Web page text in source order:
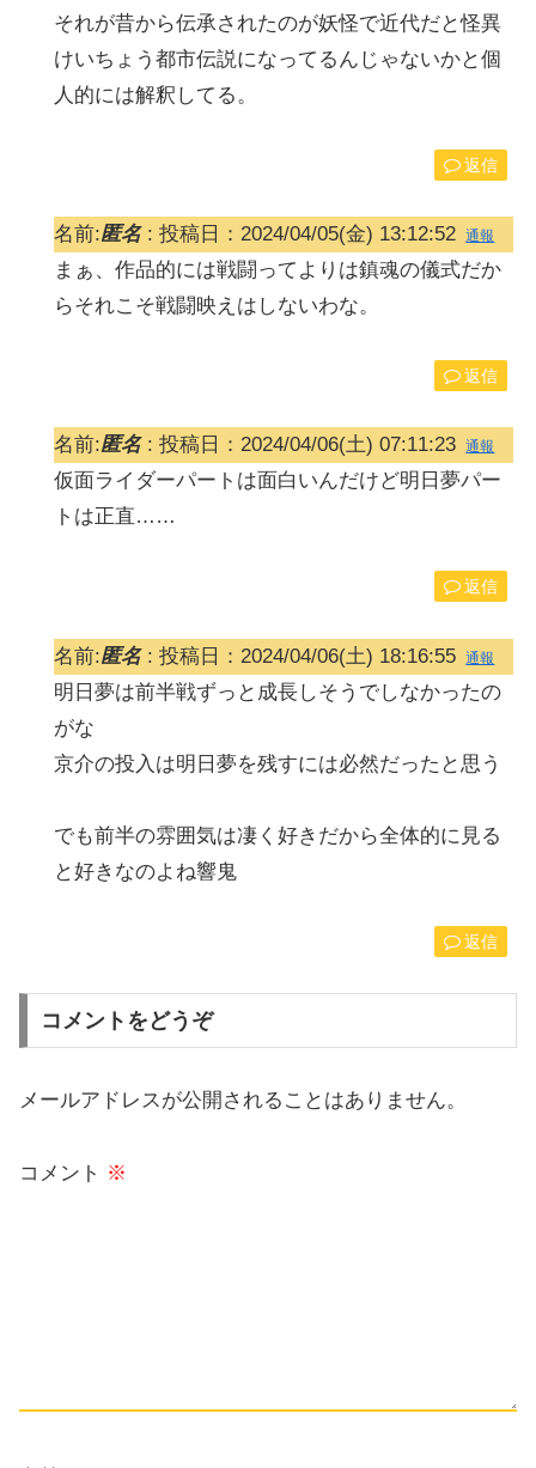
それが昔から伝承されたのが妖怪で近代だと怪異
けいちょう都市伝説になってるんじゃないかと個
人的には解釈してる。
返信
名前:匿名: 投稿日：2024/04/05(金) 13:12:52 通報
まぁ、作品的には戦闘ってよりは鎮魂の儀式だか
らそれこそ戦闘映えはしないわな。
返信
名前:匿名: 投稿日：2024/04/06(土) 07:11:23 通報
仮面ライダーパートは面白いんだけど明日夢パー
トは正直……
返信
名前:匿名: 投稿日：2024/04/06(土) 18:16:55 通報
明日夢は前半戦ずっと成長しそうでしなかったの
がな
京介の投入は明日夢を残すには必然だったと思う
でも前半の雰囲気は凄く好きだから全体的に見る
と好きなのよね響鬼
返信
コメントをどうぞ
メールアドレスが公開されることはありません。
コメント ※